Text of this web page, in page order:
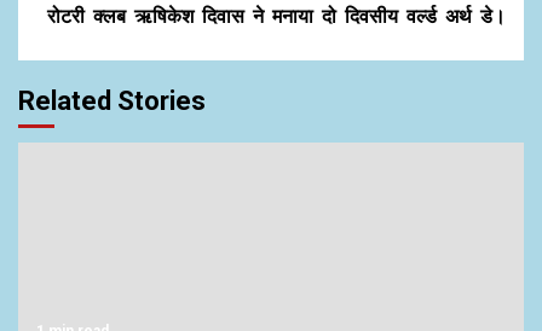
रोटरी क्लब ऋषिकेश दिवास ने मनाया दो दिवसीय वर्ल्ड अर्थ डे।
Related Stories